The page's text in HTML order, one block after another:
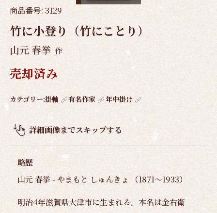
商品番号: 3129
竹に小登り（竹にことり）
山元 春挙 作
売却済み
作
概
要
カテゴリー:掛軸 有名作家 年中掛け
詳細画像までスキップする
略歴
山元 春挙 - やまもと しゅんきょ （1871～1933）
明治4年滋賀県大津市に生まれる。本名は金右衛